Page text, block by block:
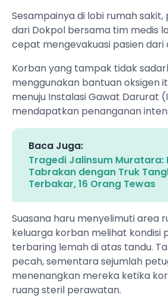
Sesampainya di lobi rumah
dari Dokpol bersama tim medis
cepat mengevakuasi pasien dari
Korban yang tampak tidak
menggunakan bantuan oksigen
menuju Instalasi Gawat Darurat
mendapatkan penanganan
Baca Juga:
Tragedi Jalinsum Muratara:
Tabrakan dengan Truk
Terbakar, 16 Orang Tewas
Suasana haru menyelimuti area
keluarga korban melihat kondisi
terbaring lemah di atas tandu.
pecah, sementara sejumlah
menenangkan mereka ketika
ruang steril perawatan.